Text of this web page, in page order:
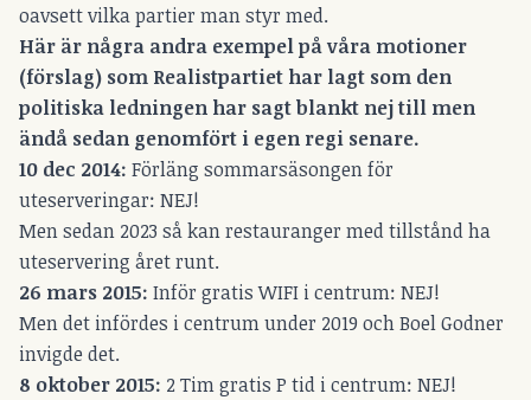
oavsett vilka partier man styr med.
Här är några andra exempel på våra motioner
(förslag) som Realistpartiet har lagt som den
politiska ledningen har sagt blankt nej till men
ändå sedan genomfört i egen regi senare.
10 dec 2014: Förläng sommarsäsongen för
uteserveringar: NEJ!
Men sedan 2023 så kan restauranger med tillstånd ha
uteservering året runt.
26 mars 2015: Inför gratis WIFI i centrum: NEJ!
Men det infördes i centrum under 2019 och Boel Godner
invigde det.
8 oktober 2015: 2 Tim gratis P tid i centrum: NEJ!